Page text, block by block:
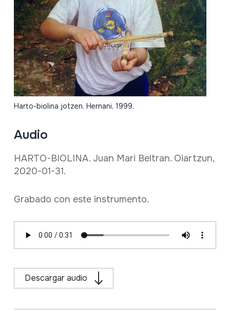
Harto-biolina jotzen. Hernani, 1999.
Audio
HARTO-BIOLINA. Juan Mari Beltran. Oiartzun,
2020-01-31.
Grabado con este instrumento.
Descargar audio